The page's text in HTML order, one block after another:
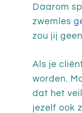
Daarom
zwemles
zou jij
Als je
worden.
dat het
jezelf ook